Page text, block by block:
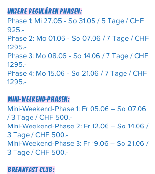
Unsere regulären phasen:
Phase 1: Mi 27.05 - So 31.05 / 5 Tage / CHF
925.-
Phase 2: Mo 01.06 - So 07.06 / 7 Tage / CHF
1295.-
Phase 3: Mo 08.06 - So 14.06 / 7 Tage / CHF
1295.-
Phase 4: Mo 15.06 - So 21.06 / 7 Tage / CHF
1295.-
Mini-weekend-phasen:
Mini-Weekend-Phase 1: Fr 05.06 – So 07.06
/ 3 Tage / CHF 500.-
Mini-Weekend-Phase 2: Fr 12.06 – So 14.06 /
3 Tage / CHF 500.-
​Mini-Weekend-Phase 3: Fr 19.06 – So 21.06 /
3 Tage / CHF 500.-
Breakfast club: